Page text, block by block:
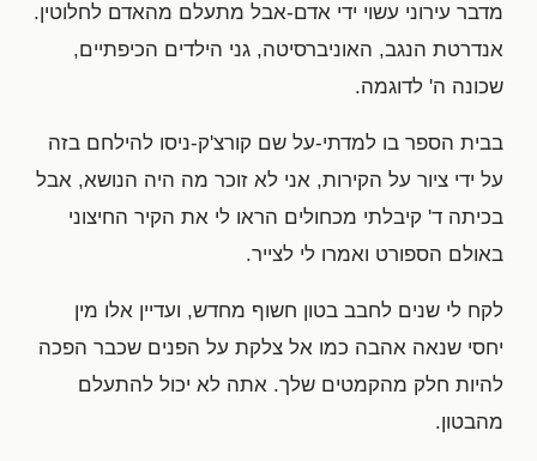
מדבר עירוני עשוי ידי אדם-אבל מתעלם מהאדם לחלוטין.
אנדרטת הנגב, האוניברסיטה, גני הילדים הכיפתיים,
שכונה ה' לדוגמה.
בבית הספר בו למדתי-על שם קורצ'ק-ניסו להילחם בזה
על ידי ציור על הקירות, אני לא זוכר מה היה הנושא, אבל
בכיתה ד' קיבלתי מכחולים הראו לי את הקיר החיצוני
באולם הספורט ואמרו לי לצייר.
לקח לי שנים לחבב בטון חשוף מחדש, ועדיין אלו מין
יחסי שנאה אהבה כמו אל צלקת על הפנים שכבר הפכה
להיות חלק מהקמטים שלך. אתה לא יכול להתעלם
מהבטון.